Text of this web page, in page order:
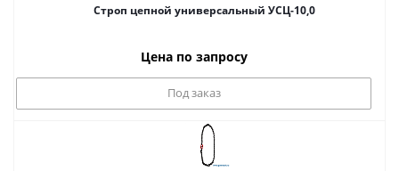
Строп цепной универсальный УСЦ-10,0
Цена по запросу
Под заказ